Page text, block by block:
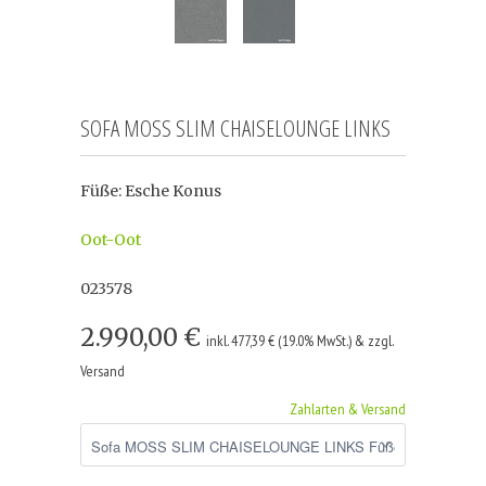
SOFA MOSS SLIM CHAISELOUNGE LINKS
Füße: Esche Konus
Oot-Oot
023578
2.990,00 € inkl. 477,39 € (19.0% MwSt.) & zzgl.
Versand
Zahlarten & Versand